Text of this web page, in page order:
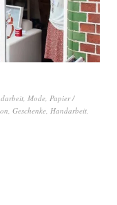
, Mode, Papier /
, Geschenke, Handarbeit,